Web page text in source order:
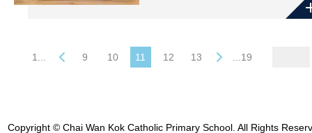
1... 9 10 11 12 13 ...19
Copyright © Chai Wan Kok Catholic Primary School. All Rights